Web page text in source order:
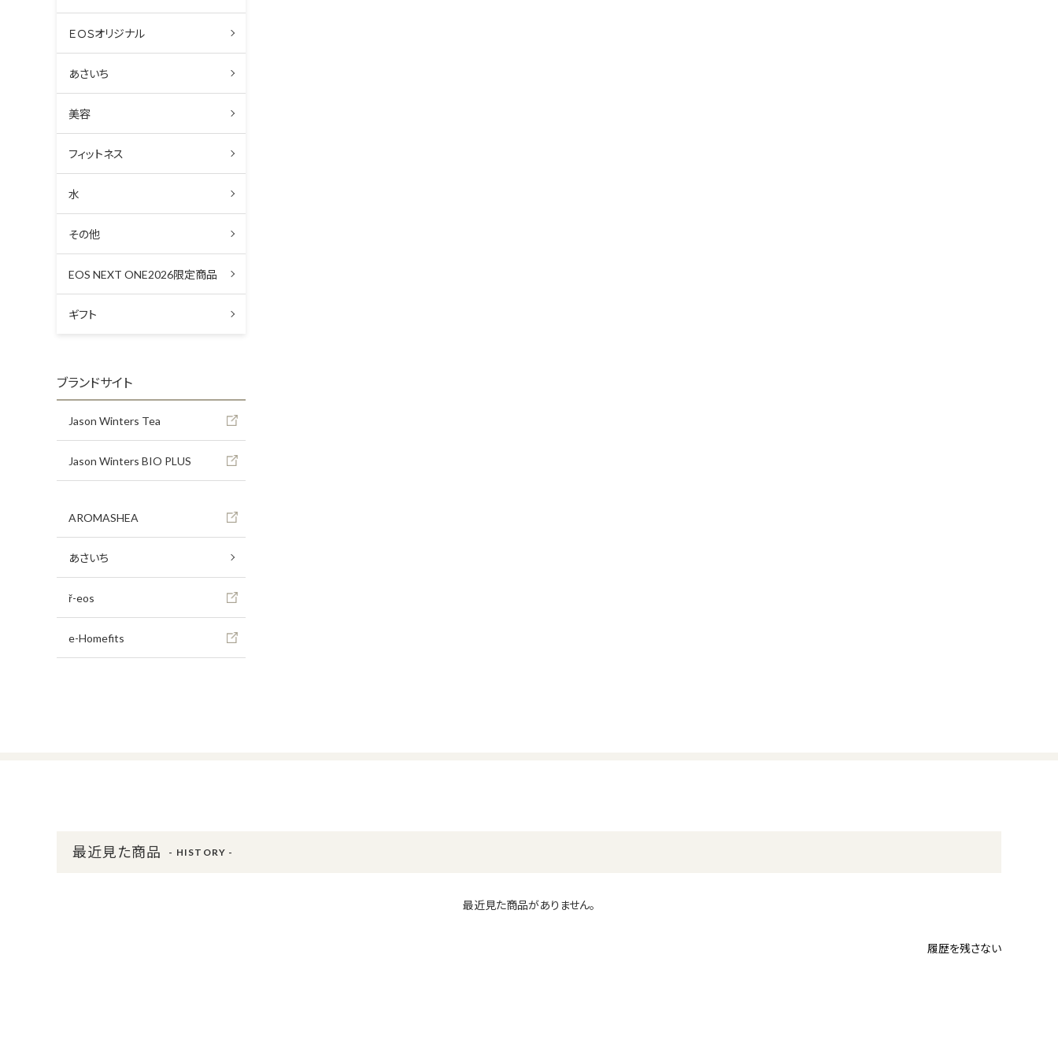
ＥＯＳオリジナル
あさいち
美容
フィットネス
水
その他
EOS NEXT ONE2026限定商品
ギフト
ブランドサイト
Jason Winters Tea
Jason Winters BIO PLUS
AROMASHEA
あさいち
ř-eos
e-Homefits
最近見た商品 - HISTORY -
最近見た商品がありません。
履歴を残さない